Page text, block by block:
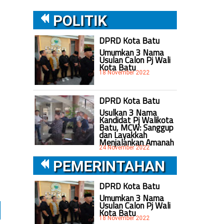
POLITIK
DPRD Kota Batu
Umumkan 3 Nama
Usulan Calon Pj Wali
Kota Batu
18 November 2022
DPRD Kota Batu
Usulkan 3 Nama
Kandidat Pj Walikota
Batu, MCW: Sanggup
dan Layakkah
Menjalankan Amanah
24 November 2022
PEMERINTAHAN
DPRD Kota Batu
Umumkan 3 Nama
Usulan Calon Pj Wali
Kota Batu
18 November 2022